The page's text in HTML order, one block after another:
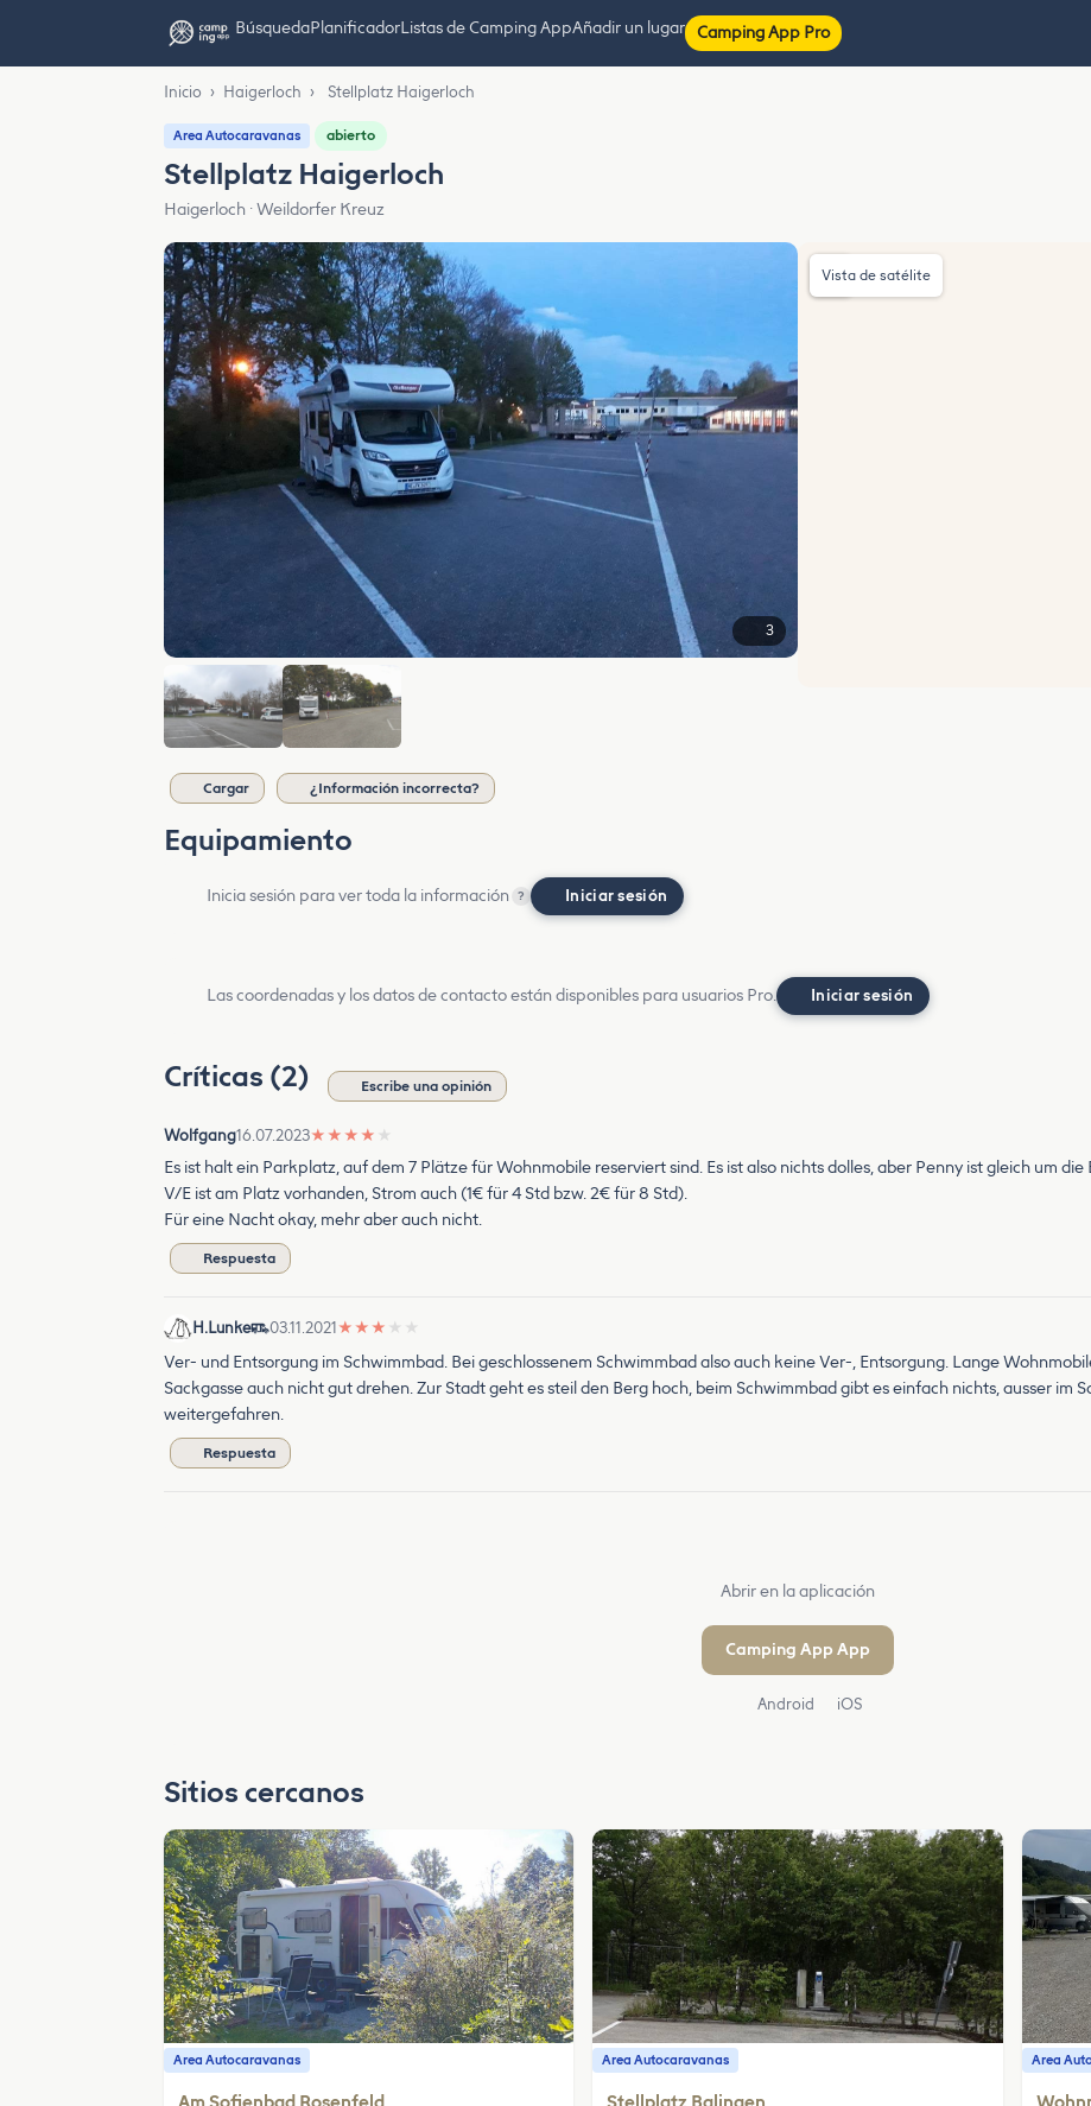
BúsquedaPlanificadorListas de Camping AppAñadir un lugar Camping App Pro
Inicio › Haigerloch › Stellplatz Haigerloch
Area Autocaravanas abierto
Stellplatz Haigerloch
Haigerloch · Weildorfer Kreuz
3
Vista de satélite
Cargar ¿Información incorrecta?
Equipamiento
Inicia sesión para ver toda la información ? Iniciar sesión
Las coordenadas y los datos de contacto están disponibles para usuarios Pro. Iniciar sesión
Críticas (2) Escribe una opinión
Wolfgang16.07.2023★ ★ ★ ★ ★
Es ist halt ein Parkplatz, auf dem 7 Plätze für Wohnmobile reserviert sind. Es ist also nichts dolles, aber Penny ist gleich um die
V/E ist am Platz vorhanden, Strom auch (1€ für 4 Std bzw. 2€ für 8 Std).
Für eine Nacht okay, mehr aber auch nicht.
Respuesta
H.Lunke 03.11.2021 ★ ★ ★ ★ ★
Ver- und Entsorgung im Schwimmbad. Bei geschlossenem Schwimmbad also auch keine Ver-, Entsorgung. Lange
Sackgasse auch nicht gut drehen. Zur Stadt geht es steil den Berg hoch, beim Schwimmbad gibt es einfach nichts, ausser im
weitergefahren.
Respuesta
Abrir en la aplicación
Camping App App
Android iOS
Sitios cercanos
Area Autocaravanas Area Autocaravanas Area